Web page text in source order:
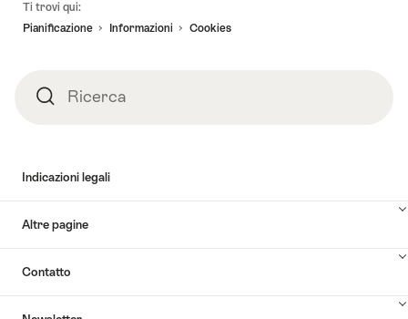
Ti trovi qui:
Pianificazione
Informazioni Cookies
RicercaRicerca
Indicazioni legali
Altre pagine
Contatto